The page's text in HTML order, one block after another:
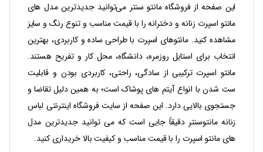
این صفحه از فروشگاه مانتو سنتر می‌توانید جدیدترین مدل‌ های
مانتو اسپرت زنانه و دخترانه را با قیمت مناسب و تنوع رنگ و سایز
مشاهده کنید. مانتوهای اسپرت با طراحی ساده و کاربردی، بهترین
انتخاب برای استایل روزمره، دانشگاه، محل کار و تفریح هستند.
مانتو اسپرت ترکیبی از سادگی، راحتی، کاربردی بودن و قابلیت
ست‌ شدن با انواع آیتم‌ های پوشاک است؛ به همین دلیل تقاضا و
جستجوی بالایی دارد. این صفحه از سایت فروشگاه اینترنتی لباس
زنانه مانتوسنتر دقیقاً جایی است که می توانید جدیدترین مدل
های مانتو اسپرت را با قیمت مناسب و کیفیت بالا خریداری کنید.